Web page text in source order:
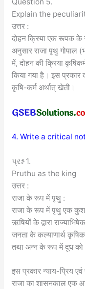
Explain the
उत्तर :
दोहन क्रिया एक रूपक के
अनुसार राजा पृथु
में, दोहन की क्रिया
किया गया है। इस प्रकार
कृषि-कर्म अर्थात् खेती।
4. Write a critical
પ્રશ્ન 1.
Pruthu as the king
उत्तर :
राजा के रूप में पृथु :
राजा के रूप में पृथु एक कुशल,
ऋषियों के द्वारा
जनता के कल्याणार्थ
तथा अन्न के रूप में दूध को
इस प्रकार न्याय-प्रिय
राजा का शासनकाल एक